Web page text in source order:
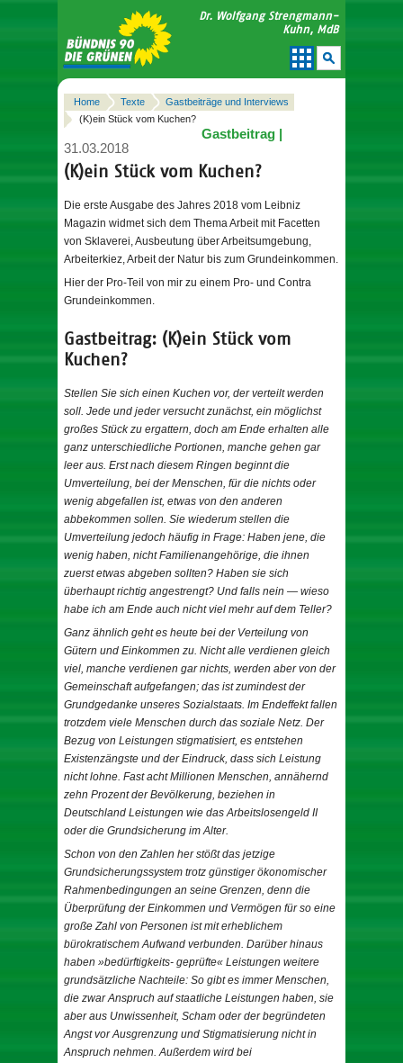
Dr. Wolfgang Strengmann-
Kuhn, MdB
Home Texte
Gastbeiträge und Interviews
(K)ein Stück vom Kuchen?
Gastbeitrag |
31.03.2018
(K)ein Stück vom Kuchen?
Die erste Ausgabe des Jahres 2018 vom Leibniz
Magazin widmet sich dem Thema Arbeit mit Facetten
von Sklaverei, Ausbeutung über Arbeitsumgebung,
Arbeiterkiez, Arbeit der Natur bis zum Grundeinkommen.
Hier der Pro-Teil von mir zu einem Pro- und Contra
Grundeinkommen.
Gastbeitrag: (K)ein Stück vom
Kuchen?
Stellen Sie sich einen Kuchen vor, der verteilt werden
soll. Jede und jeder versucht zunächst, ein möglichst
großes Stück zu ergattern, doch am Ende erhalten alle
ganz unterschiedliche Portionen, manche gehen gar
leer aus. Erst nach diesem Ringen beginnt die
Umverteilung, bei der Menschen, für die nichts oder
wenig abgefallen ist, etwas von den anderen
abbekommen sollen. Sie wiederum stellen die
Umverteilung jedoch häufig in Frage: Haben jene, die
wenig haben, nicht Familienangehörige, die ihnen
zuerst etwas abgeben sollten? Haben sie sich
überhaupt richtig angestrengt? Und falls nein — wieso
habe ich am Ende auch nicht viel mehr auf dem Teller?
Ganz ähnlich geht es heute bei der Verteilung von
Gütern und Einkommen zu. Nicht alle verdienen gleich
viel, manche verdienen gar nichts, werden aber von der
Gemeinschaft aufgefangen; das ist zumindest der
Grundgedanke unseres Sozialstaats. Im Endeffekt fallen
trotzdem viele Menschen durch das soziale Netz. Der
Bezug von Leistungen stigmatisiert, es entstehen
Existenzängste und der Eindruck, dass sich Leistung
nicht lohne. Fast acht Millionen Menschen, annähernd
zehn Prozent der Bevölkerung, beziehen in
Deutschland Leistungen wie das Arbeitslosengeld II
oder die Grundsicherung im Alter.
Schon von den Zahlen her stößt das jetzige
Grundsicherungssystem trotz günstiger ökonomischer
Rahmenbedingungen an seine Grenzen, denn die
Überprüfung der Einkommen und Vermögen für so eine
große Zahl von Personen ist mit erheblichem
bürokratischem Aufwand verbunden. Darüber hinaus
haben »bedürftigkeits- geprüfte« Leistungen weitere
grundsätzliche Nachteile: So gibt es immer Menschen,
die zwar Anspruch auf staatliche Leistungen haben, sie
aber aus Unwissenheit, Scham oder der begründeten
Angst vor Ausgrenzung und Stigmatisierung nicht in
Anspruch nehmen. Außerdem wird bei